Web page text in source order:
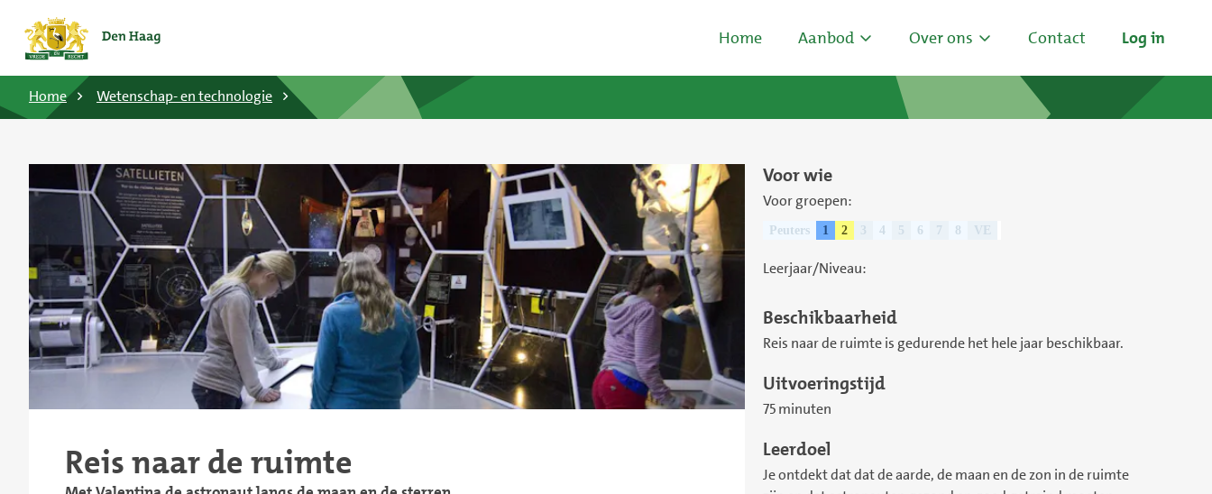
Home Aanbod Over ons Contact Log in
Home Wetenschap- en technologie
Reis naar de ruimte
Voor wie
Voor groepen:
Peuters 1 2 3 4 5 6 7 8 VE
Leerjaar/Niveau:
Beschikbaarheid
Reis naar de ruimte is gedurende het hele jaar beschikbaar.
Uitvoeringstijd
75 minuten
Leerdoel
Je ontdekt dat dat de aarde, de maan en de zon in de ruimte